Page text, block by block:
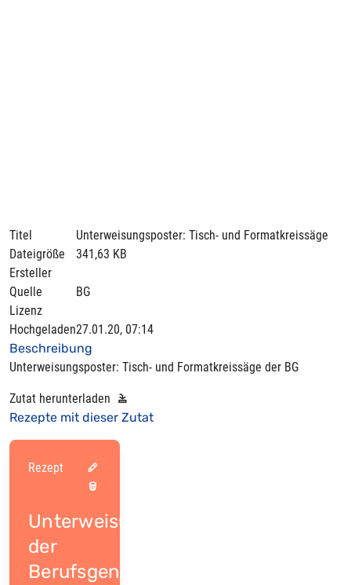
Titel
Unterweisungsposter: Tisch- und Formatkreissäge
Dateigröße
341,63 KB
Ersteller
Quelle
BG
Lizenz
Hochgeladen27.01.20, 07:14
Beschreibung
Unterweisungsposter: Tisch- und Formatkreissäge der BG
Zutat herunterladen
Rezepte mit dieser Zutat
Rezept
Unterweisungsposter
der
Berufsgenossenschaft